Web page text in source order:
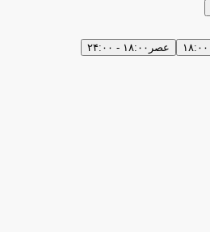
عصر ۱۸:۰۰ - ۲۴:۰۰